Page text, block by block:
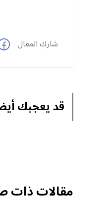
شارك المقال
قد يعجبك
مقالات ذات